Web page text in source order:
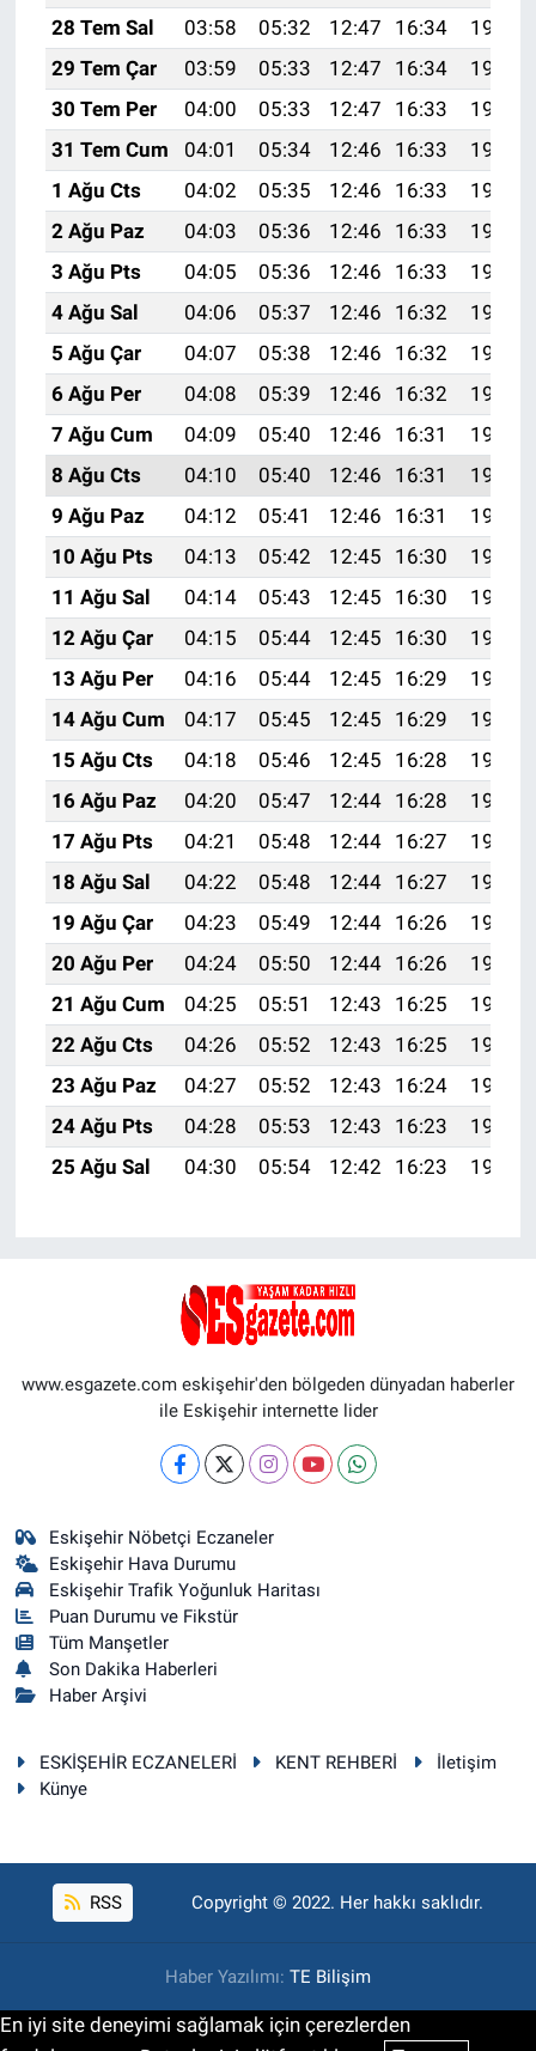
28 Tem Sal
03:58 05:32 12:47 16:34
19:51
29 Tem Çar
03:59 05:33 12:47 16:34
19:51
30 Tem Per
04:00 05:33 12:47 16:33
19:50
31 Tem Cum
04:01 05:34 12:46 16:33
19:49
1 Ağu Cts
04:02 05:35 12:46 16:33
19:48
2 Ağu Paz
04:03 05:36 12:46 16:33
19:47
3 Ağu Pts
04:05 05:36 12:46 16:33
19:46
4 Ağu Sal
04:06 05:37 12:46 16:32
19:45
5 Ağu Çar
04:07 05:38 12:46 16:32
19:44
6 Ağu Per
04:08 05:39 12:46 16:32
19:43
7 Ağu Cum
04:09 05:40 12:46 16:31
19:42
8 Ağu Cts
04:10 05:40 12:46 16:31
19:41
9 Ağu Paz
04:12 05:41 12:46 16:31
19:40
10 Ağu Pts
04:13 05:42 12:45 16:30
19:39
11 Ağu Sal
04:14 05:43 12:45 16:30
19:38
12 Ağu Çar
04:15 05:44 12:45 16:30
19:37
13 Ağu Per
04:16 05:44 12:45 16:29
19:36
14 Ağu Cum
04:17 05:45 12:45 16:29
19:34
15 Ağu Cts
04:18 05:46 12:45 16:28
19:33
16 Ağu Paz
04:20 05:47 12:44 16:28
19:32
17 Ağu Pts
04:21 05:48 12:44 16:27
19:31
18 Ağu Sal
04:22 05:48 12:44 16:27
19:30
19 Ağu Çar
04:23 05:49 12:44 16:26
19:28
20 Ağu Per
04:24 05:50 12:44 16:26
19:27
21 Ağu Cum
04:25 05:51 12:43 16:25
19:26
22 Ağu Cts
04:26 05:52 12:43 16:25
19:25
23 Ağu Paz
04:27 05:52 12:43 16:24
19:23
24 Ağu Pts
04:28 05:53 12:43 16:23
19:22
25 Ağu Sal
04:30 05:54 12:42 16:23 19:21
www.esgazete.com eskişehir'den bölgeden dünyadan haberler
ile Eskişehir internette lider
Eskişehir Nöbetçi Eczaneler
Eskişehir Hava Durumu
Eskişehir Trafik Yoğunluk Haritası
Puan Durumu ve Fikstür
Tüm Manşetler
Son Dakika Haberleri
Haber Arşivi
ESKİŞEHİR ECZANELERİ KENT REHBERİ
İletişim
Künye
RSS Copyright © 2022. Her hakkı saklıdır.
Haber Yazılımı: TE Bilişim
En iyi site deneyimi sağlamak için çerezlerden